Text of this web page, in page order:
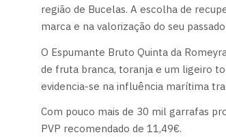
região de Bucelas. A escolha de
marca e na valorização do seu passado.
O Espumante Bruto Quinta da
de fruta branca, toranja e um ligeiro
evidencia-se na influência marítima
Com pouco mais de 30 mil garrafas
PVP recomendado de 11,49€.